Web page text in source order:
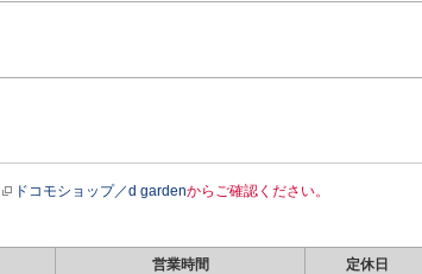
ドコモショップ／d gardenからご確認ください。
営業時間 定休日